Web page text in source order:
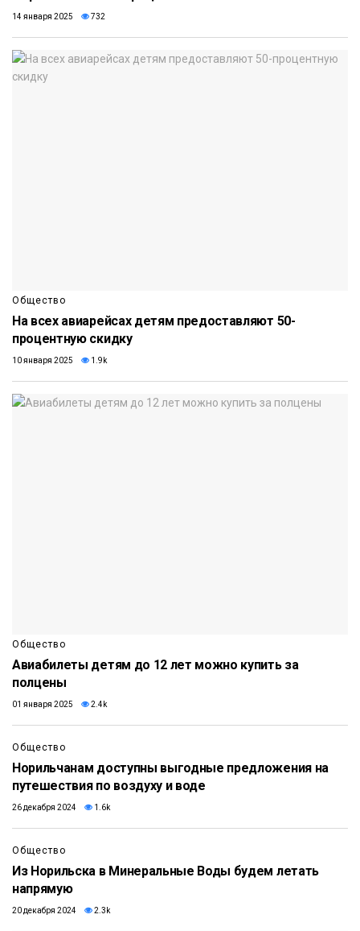
14 января 2025 732
Общество
На всех авиарейсах детям предоставляют 50-
процентную скидку
10 января 2025 1.9k
Общество
Авиабилеты детям до 12 лет можно купить за
полцены
01 января 2025 2.4k
Общество
Норильчанам доступны выгодные предложения на
путешествия по воздуху и воде
26 декабря 2024 1.6k
Общество
Из Норильска в Минеральные Воды будем летать
напрямую
20 декабря 2024 2.3k